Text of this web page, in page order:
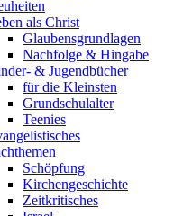
als Christ
Glaubensgrundlagen
Nachfolge & Hingabe
& Jugendbücher
für die Kleinsten
Grundschulalter
Teenies
Schöpfung
Kirchengeschichte
Zeitkritisches